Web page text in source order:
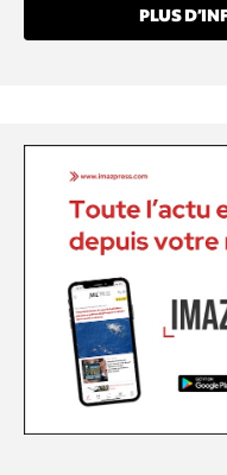
PLUS